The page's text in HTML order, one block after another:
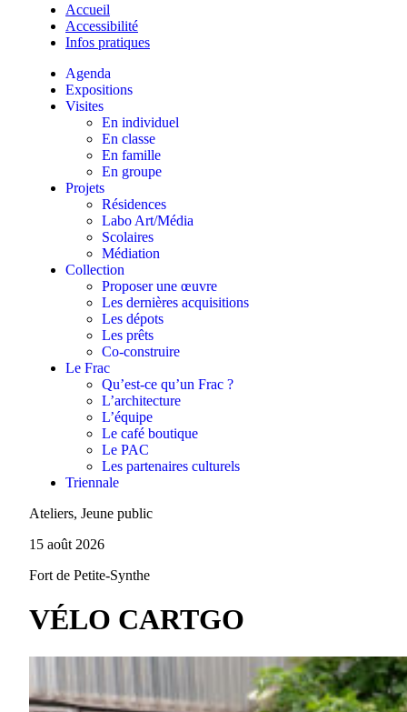
Accueil
Accessibilité
Infos pratiques
Agenda
Expositions
Visites
En individuel
En classe
En famille
En groupe
Projets
Résidences
Labo Art/Média
Scolaires
Médiation
Collection
Proposer une œuvre
Les dernières acquisitions
Les dépots
Les prêts
Co-construire
Le Frac
Qu’est-ce qu’un Frac ?
L’architecture
L’équipe
Le café boutique
Le PAC
Les partenaires culturels
Triennale
Ateliers, Jeune public
15 août 2026
Fort de Petite-Synthe
VÉLO CARTGO